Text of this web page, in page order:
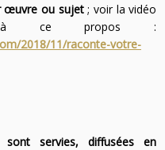
œuvre ou sujet; voir la vidéo
à ce propos :
2018/11/raconte-votre-
servies, diffusées en